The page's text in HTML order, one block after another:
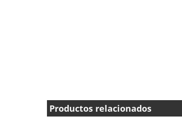
Productos relacionados